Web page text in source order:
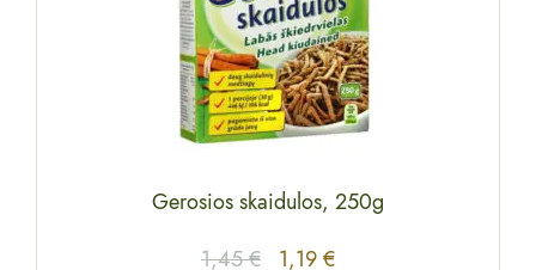
Gerosios skaidulos, 250g
1,45€ 1,19€